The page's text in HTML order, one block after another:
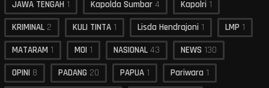
JAWA TENGAH 1 Kapolda Sumbar 4 Kapolri 1
KRIMINAL 2 KULI TINTA 1 Lisda Hendrajoni 1 LMP 1
MATARAM 1 MOI 1 NASIONAL 43 NEWS 130
OPINI 8 PADANG 20 PAPUA 1 Pariwara 1